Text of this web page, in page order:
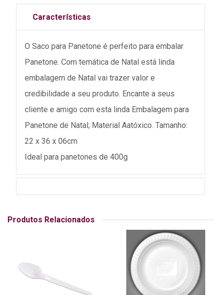
Características
O Saco para Panetone é perfeito para embalar
Panetone. Com temática de Natal está linda
embalagem de Natal vai trazer valor e
credibilidade a seu produto. Encante a seus
cliente e amigo com esta linda Embalagem para
Panetone de Natal; Material Aatóxico. Tamanho:
22 x 36 x 06cm
Ideal para panetones de 400g
Produtos Relacionados